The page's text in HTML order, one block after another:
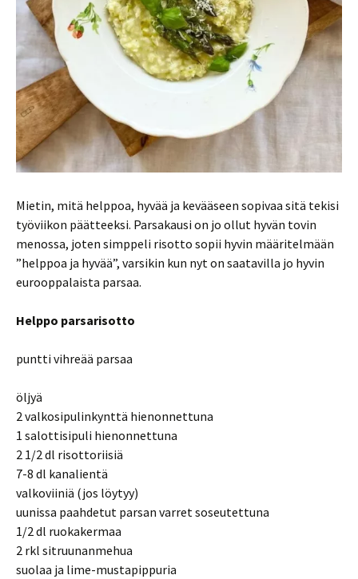
Mietin, mitä helppoa, hyvää ja kevääseen sopivaa sitä tekisi
työviikon päätteeksi. Parsakausi on jo ollut hyvän tovin
menossa, joten simppeli risotto sopii hyvin määritelmään
”helppoa ja hyvää”, varsikin kun nyt on saatavilla jo hyvin
eurooppalaista parsaa.
Helppo parsarisotto
puntti vihreää parsaa
öljyä
2 valkosipulinkynttä hienonnettuna
1 salottisipuli hienonnettuna
2 1/2 dl risottoriisiä
7-8 dl kanalientä
valkoviiniä (jos löytyy)
uunissa paahdetut parsan varret soseutettuna
1/2 dl ruokakermaa
2 rkl sitruunanmehua
suolaa ja lime-mustapippuria